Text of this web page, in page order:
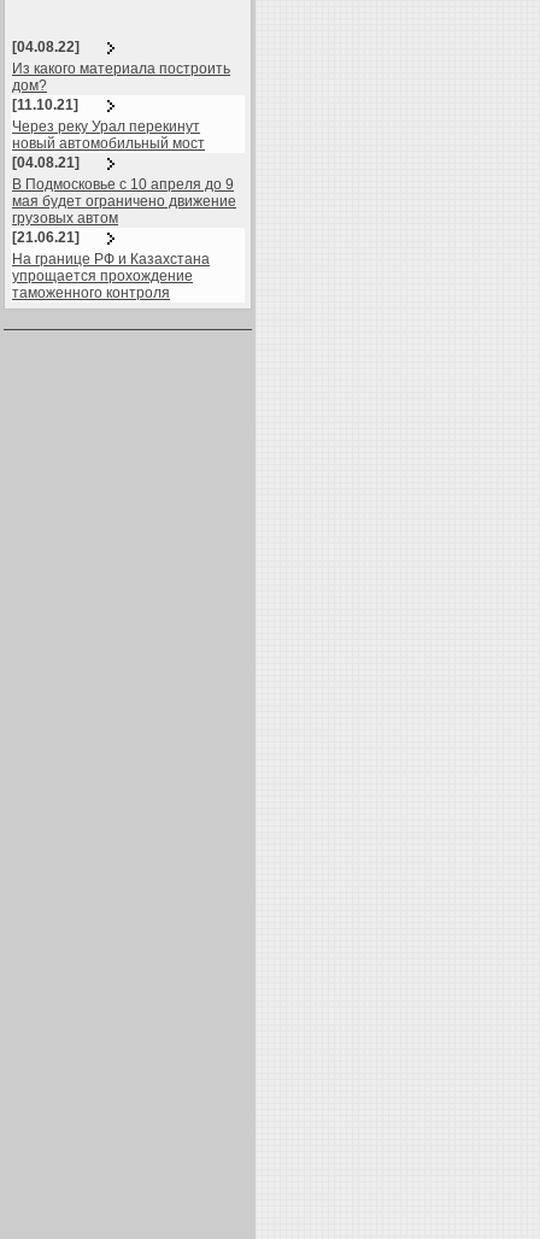
[04.08.22]
Из какого материала построить
дом?
[11.10.21]
Через реку Урал перекинут
новый автомобильный мост
[04.08.21]
В Подмосковье с 10 апреля до 9
мая будет ограничено движение
грузовых автом
[21.06.21]
На границе РФ и Казахстана
упрощается прохождение
таможенного контроля